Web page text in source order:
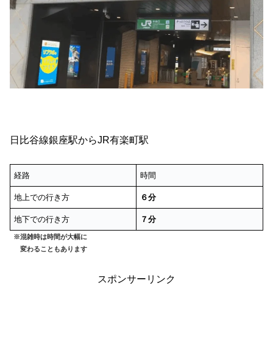
日比谷線銀座駅からJR有楽町駅
経路 時間
地上での行き方 ６分
地下での行き方 ７分
※混雑時は時間が大幅に
変わることもあります
スポンサーリンク